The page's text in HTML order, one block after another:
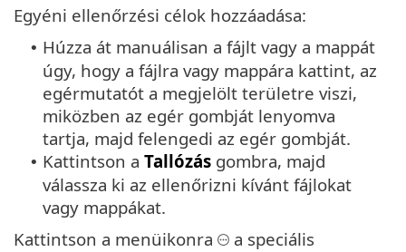
Egyéni ellenőrzési célok hozzáadása:
• Húzza át manuálisan a fájlt vagy a mappát
úgy, hogy a fájlra vagy mappára kattint, az
egérmutatót a megjelölt területre viszi,
miközben az egér gombját lenyomva
tartja, majd felengedi az egér gombját.
• Kattintson a Tallózás gombra, majd
válassza ki az ellenőrizni kívánt fájlokat
vagy mappákat.
Kattintson a menüikonra
a speciális